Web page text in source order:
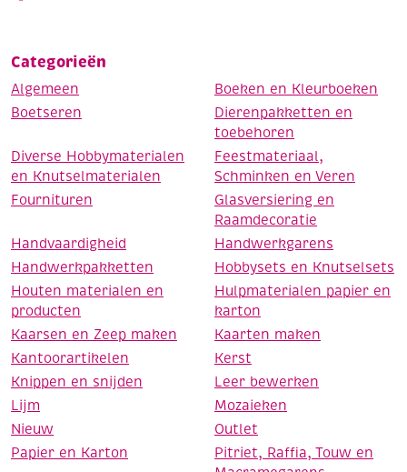
Categorieën
Algemeen
Boeken en Kleurboeken
Boetseren
Dierenpakketten en
toebehoren
Diverse Hobbymaterialen
en Knutselmaterialen
Feestmateriaal,
Schminken en Veren
Fournituren
Glasversiering en
Raamdecoratie
Handvaardigheid
Handwerkgarens
Handwerkpakketten
Hobbysets en Knutselsets
Houten materialen en
producten
Hulpmaterialen papier en
karton
Kaarsen en Zeep maken
Kaarten maken
Kantoorartikelen
Kerst
Knippen en snijden
Leer bewerken
Lijm
Mozaieken
Nieuw
Outlet
Papier en Karton
Pitriet, Raffia, Touw en